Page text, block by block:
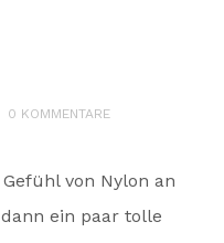
0 KOMMENTARE
von Nylon an
ein paar tolle